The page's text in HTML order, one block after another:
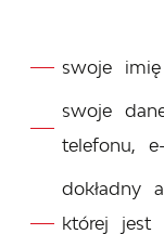
swoje
swoje
telefonu,
dokładny
której jest